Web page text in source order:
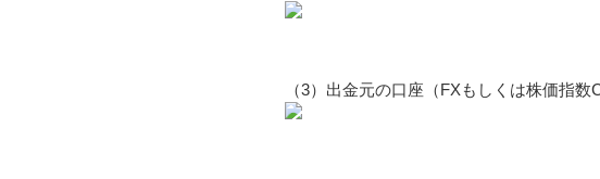
（3）出金元の口座（FXもしくは株価指数